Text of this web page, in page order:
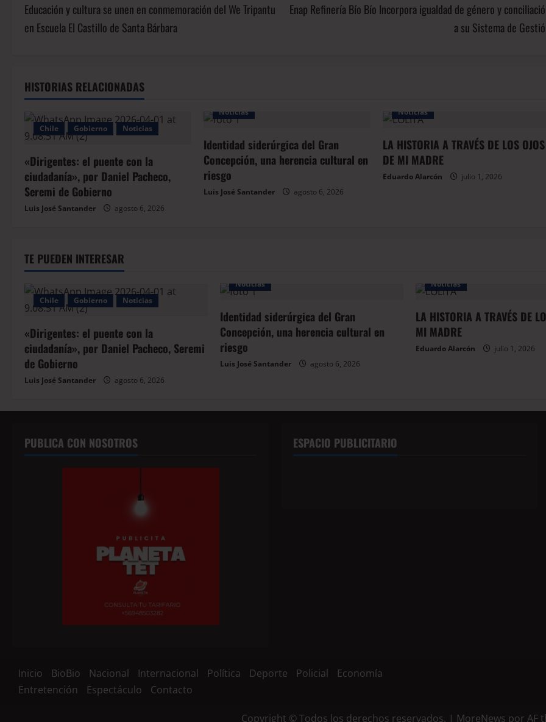
Educación y cultura se unen en conmemoración del We Tripantu
en Escuela El Castillo de Santa Bárbara
Enap Refinería Bío Bío Incorpora igualdad de género y
a su Sistema de
HISTORIAS RELACIONADAS
Chile Gobierno Noticias
«Dirigentes: el puente con la
ciudadanía», por Daniel Pacheco,
Seremi de Gobierno
Luis José Santander agosto 6, 2026
Noticias
Identidad siderúrgica del Gran
Concepción, una herencia cultural en
riesgo
Luis José Santander agosto 6, 2026
Noticias
LA HISTORIA A TRAVÉS DE LOS OJOS
DE MI MADRE
Eduardo Alarcón julio 1, 2026
TE PUEDEN INTERESAR
Chile Gobierno Noticias
«Dirigentes: el puente con la
ciudadanía», por Daniel Pacheco, Seremi
de Gobierno
Luis José Santander agosto 6, 2026
Noticias
Identidad siderúrgica del Gran
Concepción, una herencia cultural en
riesgo
Luis José Santander agosto 6, 2026
Noticias
LA HISTORIA A TRAVÉS DE
MI MADRE
Eduardo Alarcón julio 1, 2026
PUBLICA CON NOSOTROS ESPACIO PUBLICITARIO
Inicio BioBio Nacional Internacional Política Deporte Policial
Economía
Entretención
Espectáculo Contacto
Copyright © Todos los derechos reservados. | MoreNews por AF